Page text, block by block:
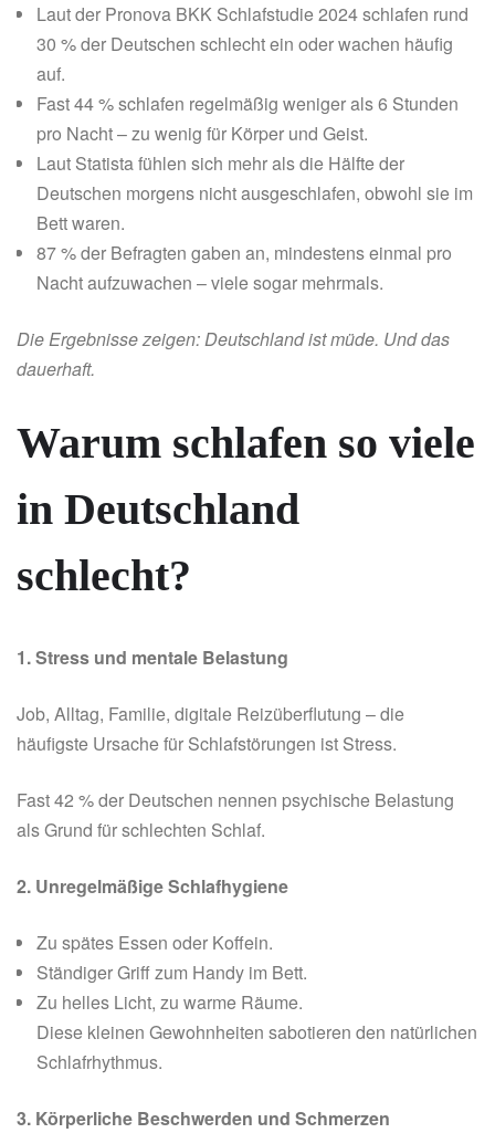
Laut der Pronova BKK Schlafstudie 2024 schlafen rund
30 % der Deutschen schlecht ein oder wachen häufig
auf.
Fast 44 % schlafen regelmäßig weniger als 6 Stunden
pro Nacht – zu wenig für Körper und Geist.
Laut Statista fühlen sich mehr als die Hälfte der
Deutschen morgens nicht ausgeschlafen, obwohl sie im
Bett waren.
87 % der Befragten gaben an, mindestens einmal pro
Nacht aufzuwachen – viele sogar mehrmals.
Die Ergebnisse zeigen: Deutschland ist müde. Und das
dauerhaft.
Warum schlafen so viele
in Deutschland
schlecht?
1. Stress und mentale Belastung
Job, Alltag, Familie, digitale Reizüberflutung – die
häufigste Ursache für Schlafstörungen ist Stress.
Fast 42 % der Deutschen nennen psychische Belastung
als Grund für schlechten Schlaf.
2. Unregelmäßige Schlafhygiene
Zu spätes Essen oder Koffein.
Ständiger Griff zum Handy im Bett.
Zu helles Licht, zu warme Räume.
Diese kleinen Gewohnheiten sabotieren den natürlichen
Schlafrhythmus.
3. Körperliche Beschwerden und Schmerzen